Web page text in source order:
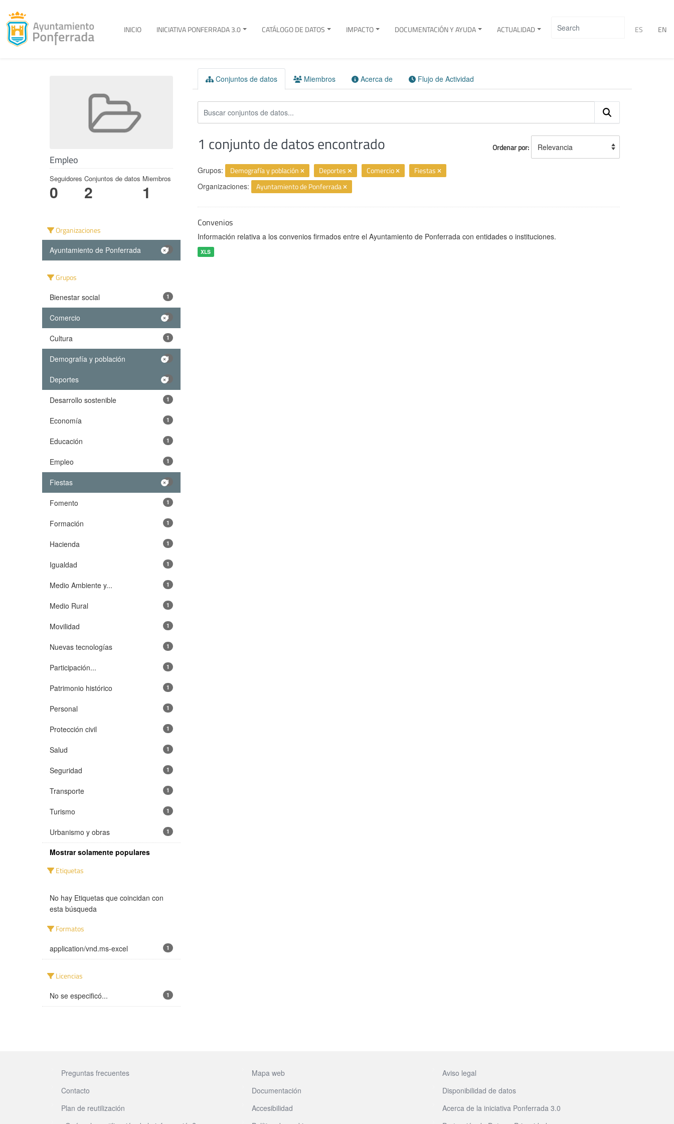
ES EN
INICIO INICIATIVA PONFERRADA 3.0 CATÁLOGO DE DATOS IMPACTO DOCUMENTACIÓN Y AYUDA ACTUALIDAD
Empleo
Seguidores
0
Conjuntos de datos
2
Miembros
1
Organizaciones
Ayuntamiento de Ponferrada 1
Grupos
Bienestar social 1
Comercio 1
Cultura 1
Demografía y población 1
Deportes 1
Desarrollo sostenible 1
Economía 1
Educación 1
Empleo 1
Fiestas 1
Fomento 1
Formación 1
Hacienda 1
Igualdad 1
Medio Ambiente y... 1
Medio Rural 1
Movilidad 1
Nuevas tecnologías 1
Participación... 1
Patrimonio histórico 1
Personal 1
Protección civil 1
Salud 1
Seguridad 1
Transporte 1
Turismo 1
Urbanismo y obras 1
Mostrar solamente populares
Etiquetas
No hay Etiquetas que coincidan con
esta búsqueda
Formatos
application/vnd.ms-excel 1
Licencias
No se especificó... 1
Conjuntos de datos Miembros Acerca de Flujo de Actividad
Ordenar por
1 conjunto de datos encontrado
Grupos: Demografía y población Deportes Comercio Fiestas
Organizaciones: Ayuntamiento de Ponferrada
Convenios
Información relativa a los convenios firmados entre el Ayuntamiento de Ponferrada con entidades o instituciones.
XLS
Preguntas frecuentes Mapa web
Aviso legal
Contacto
Documentación
Disponibilidad de datos
Plan de reutilización
Accesibilidad
Acerca de la iniciativa Ponferrada 3.0